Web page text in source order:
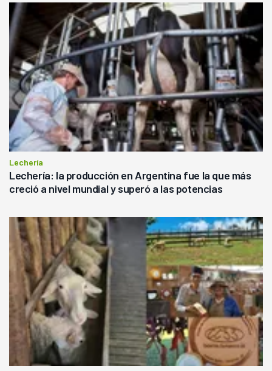
Lechería
Lechería: la producción en Argentina fue la que más
creció a nivel mundial y superó a las potencias